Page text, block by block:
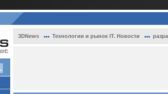
3DNews Технологии и рынок IT. Новости